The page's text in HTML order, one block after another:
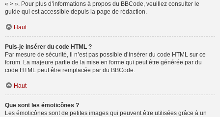
« > ». Pour plus d’informations à propos du BBCode, veuillez consulter le
guide qui est accessible depuis la page de rédaction.
Haut
Puis-je insérer du code HTML ?
Par mesure de sécurité, il n’est pas possible d’insérer du code HTML sur ce
forum. La majeure partie de la mise en forme qui peut être générée par du
code HTML peut être remplacée par du BBCode.
Haut
Que sont les émoticônes ?
Les émoticônes sont de petites images qui peuvent être utilisées grâce à un